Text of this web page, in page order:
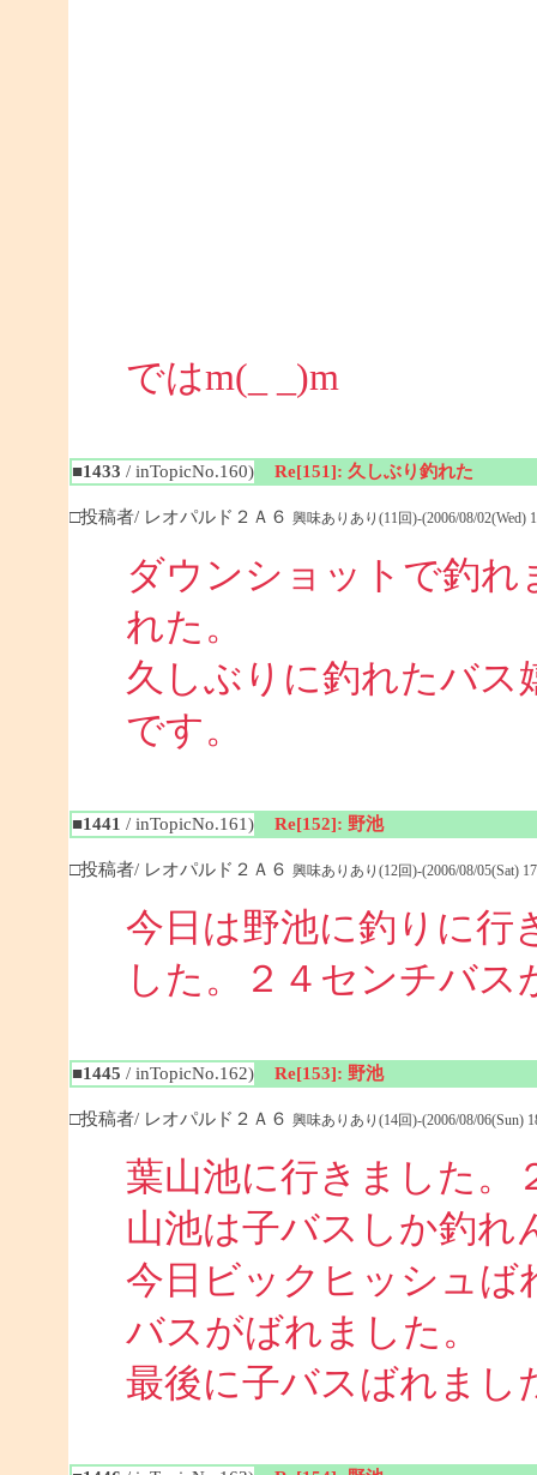
ではm(_ _)m
■1433 / inTopicNo.160) Re[151]: 久しぶり釣れた
□投稿者/ レオパルド２Ａ６ 興味ありあり(11回)-(2006/08/02(Wed)
ダウンショットで釣
れた。
久しぶりに釣れたバス
です。
■1441 / inTopicNo.161) Re[152]: 野池
□投稿者/ レオパルド２Ａ６ 興味ありあり(12回)-(2006/08/05(Sat)
今日は野池に釣りに行
した。２４センチバス
■1445 / inTopicNo.162) Re[153]: 野池
□投稿者/ レオパルド２Ａ６ 興味ありあり(14回)-(2006/08/06(Sun)
葉山池に行きました。
山池は子バスしか釣れ
今日ビックヒッシュば
バスがばれました。
最後に子バスばれまし